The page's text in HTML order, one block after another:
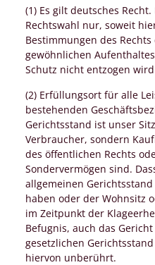
(1) Es gilt deutsches
Rechtswahl nur, soweit
Bestimmungen des Rechts
gewöhnlichen
Schutz nicht entzogen
(2) Erfüllungsort für alle
bestehenden
Gerichtsstand ist unser
Verbraucher, sondern
des öffentlichen Rechts
Sondervermögen sind.
allgemeinen
haben oder der Wohnsitz
im Zeitpunkt der
Befugnis, auch das
gesetzlichen
hiervon unberührt.